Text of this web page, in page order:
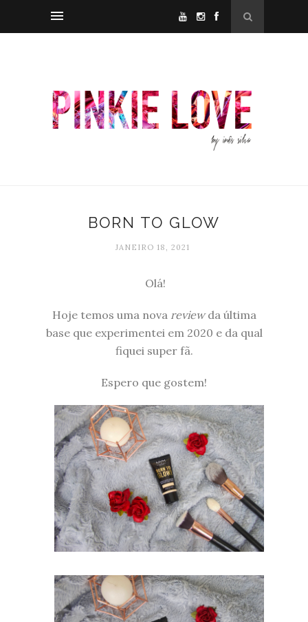
BORN TO GLOW
JANEIRO 18, 2021
Olá!
Hoje temos uma nova reviewda última
base que experimentei em 2020 e da qual
fiquei super fã.
Espero que gostem!